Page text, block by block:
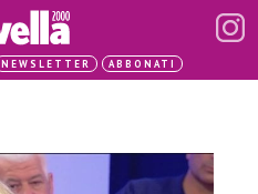
NEWSLETTER ABBONATI